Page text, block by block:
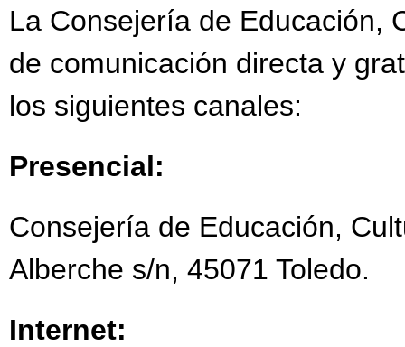
LA SEMANA DE LA
MERCADILLO DÍA
NUEVO MATERIAL
PREMIO
PROGRAMA
La Consejería de Educación,
de comunicación directa y
los siguientes canales:
Presencial:
Consejería de Educación,
Alberche s/n, 45071 Toledo.
Internet: